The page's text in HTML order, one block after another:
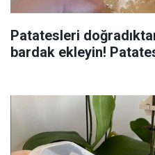
Patatesleri
bardak ekleyin!